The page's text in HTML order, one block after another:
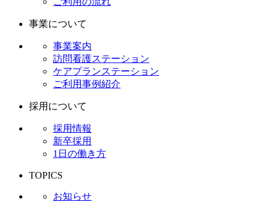
事業について
事業案内
訪問看護ステーション
ケアプランステーション
ご利用事例紹介
採用について
採用情報
新卒採用
1日の働き方
TOPICS
お知らせ